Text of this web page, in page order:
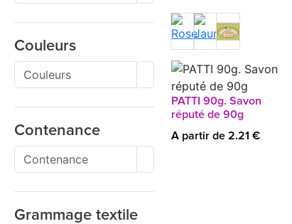
Couleurs
Contenance
Grammage textile
PATTI 90g. Savon
réputé de 90g
A partir de 2.21 €